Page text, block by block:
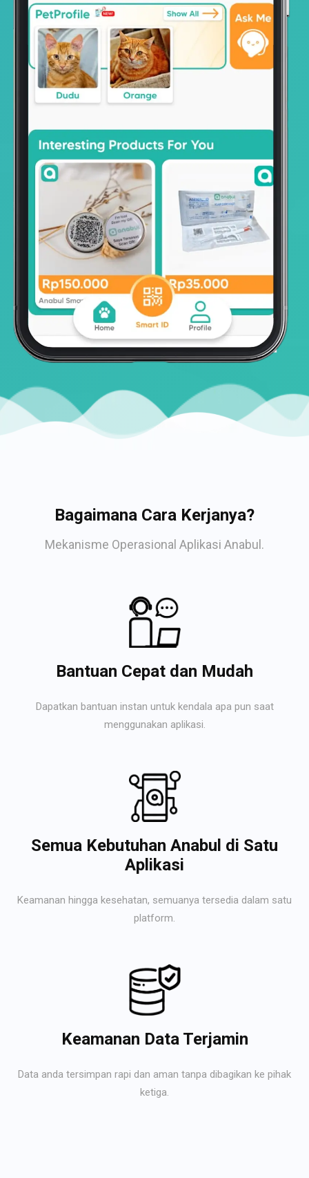
Bagaimana Cara Kerjanya?
Mekanisme Operasional Aplikasi Anabul.
Bantuan Cepat dan Mudah
Dapatkan bantuan instan untuk kendala apa pun saat
menggunakan aplikasi.
Semua Kebutuhan Anabul di Satu
Aplikasi
Keamanan hingga kesehatan, semuanya tersedia dalam satu
platform.
Keamanan Data Terjamin
Data anda tersimpan rapi dan aman tanpa dibagikan ke pihak
ketiga.